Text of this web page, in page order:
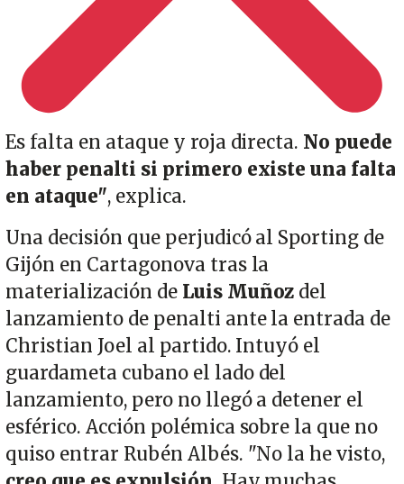
Es falta en ataque y roja directa. No puede
haber penalti si primero existe una falta
en ataque", explica.
Una decisión que perjudicó al Sporting de
Gijón en Cartagonova tras la
materialización deLuis Muñoz del
lanzamiento de penalti ante la entrada de
Christian Joel al partido. Intuyó el
guardameta cubano el lado del
lanzamiento, pero no llegó a detener el
esférico. Acción polémica sobre la que no
quiso entrar Rubén Albés. "No la he visto,